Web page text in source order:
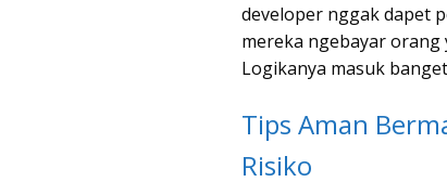
developer nggak dapet
mereka ngebayar
Logikanya masuk
Tips Aman
Risiko